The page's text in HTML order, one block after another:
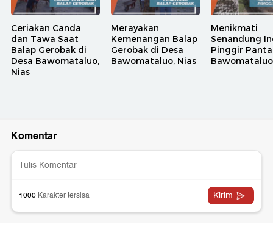
Ceriakan Canda
dan Tawa Saat
Balap Gerobak di
Desa Bawomataluo,
Nias
Merayakan
Kemenangan Balap
Gerobak di Desa
Bawomataluo, Nias
Menikmati
Senandung
Pinggir